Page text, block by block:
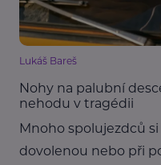
Lukáš Bareš
Nohy na palubní
nehodu v tragédii
Mnoho spolujezdců
dovolenou nebo při